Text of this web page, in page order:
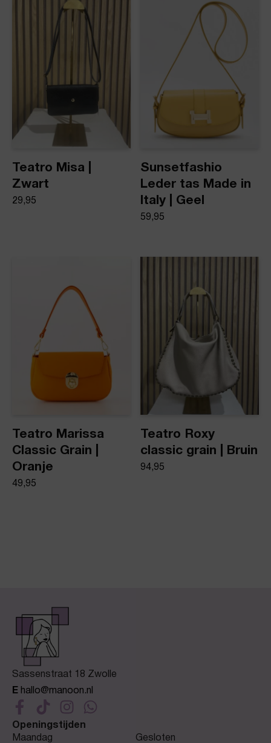
Product stijl
Leren tas
Teatro Misa |
Zwart
29,95
Sunsetfashio
Leder tas Made in
Italy | Geel
59,95
Teatro Marissa
Classic Grain |
Oranje
49,95
Teatro Roxy
classic grain | Bruin
94,95
Sassenstraat 18 Zwolle
E hallo@manoon.nl
Openingstijden
Maandag
Gesloten